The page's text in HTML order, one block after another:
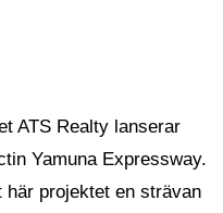
ATS Realty lanserar
Yamuna Expressway.
här projektet en strävan